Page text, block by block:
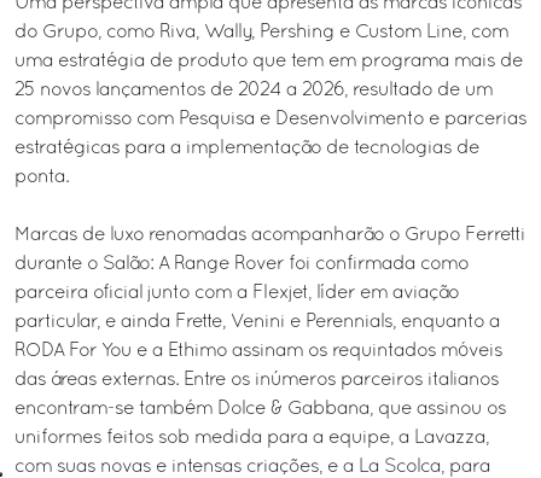
do Grupo, como Riva, Wally, Pershing e Custom Line, com
uma estratégia de produto que tem em programa mais de
25 novos lançamentos de 2024 a 2026, resultado de um
compromisso com Pesquisa e Desenvolvimento e parcerias
estratégicas para a implementação de tecnologias de
ponta.
Marcas de luxo renomadas acompanharão o Grupo Ferretti
durante o Salão: A Range Rover foi confirmada como
parceira oficial junto com a Flexjet, líder em aviação
particular, e ainda Frette, Venini e Perennials, enquanto a
RODA For You e a Ethimo assinam os requintados móveis
das áreas externas. Entre os inúmeros parceiros italianos
encontram-se também Dolce & Gabbana, que assinou os
uniformes feitos sob medida para a equipe, a Lavazza,
com suas novas e intensas criações, e a La Scolca, para